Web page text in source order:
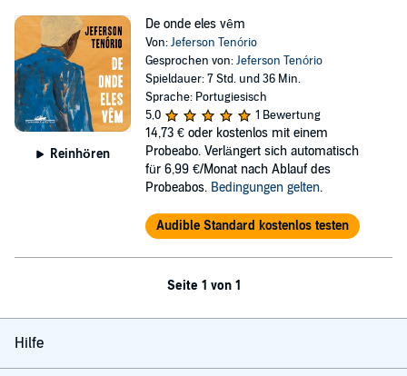
Reinhören
De onde eles vêm
Von:Jeferson Tenório
Gesprochen von:Jeferson Tenório
Spieldauer: 7 Std. und 36 Min.
Sprache: Portugiesisch
5,0
1 Bewertung
14,73 € oder kostenlos mit einem
Probeabo. Verlängert sich automatisch
für 6,99 €/Monat nach Ablauf des
Probeabos. Bedingungen gelten.
Audible Standard kostenlos testen
Seite 1 von 1
Hilfe